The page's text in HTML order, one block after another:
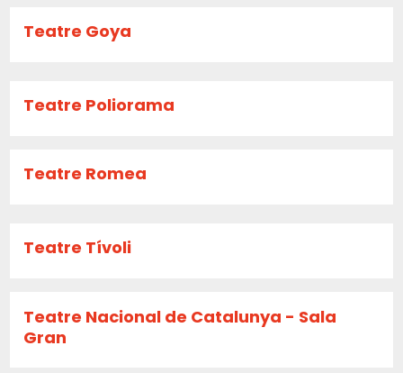
Teatre Goya
Teatre Poliorama
Teatre Romea
Teatre Tívoli
Teatre Nacional de Catalunya - Sala
Gran